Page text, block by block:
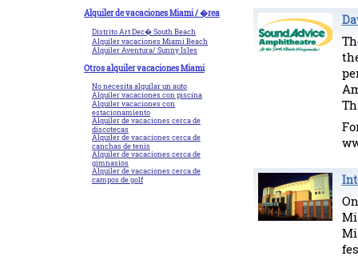
Alquiler de vacaciones Miami / �rea
Distrito Art Dec� South Beach
Alquiler vacaciones Miami Beach
Alquiler Aventura/ Sunny Isles
Otros alquiler vacaciones Miami
No necesita alquilar un auto
Alquiler vacaciones con piscina
Alquiler vacaciones con
estacionamiento
Alquiler de vacaciones cerca de
discotecas
Alquiler de vacaciones cerca de
canchas de tenis
Alquiler de vacaciones cerca de
gimnasios
Alquiler de vacaciones cerca de
campos de golf